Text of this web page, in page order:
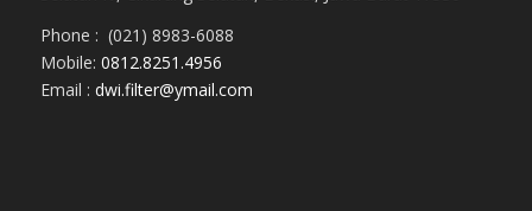
Phone : (021) 8983-6088
Mobile: 0812.8251.4956
Email : dwi.filter@ymail.com